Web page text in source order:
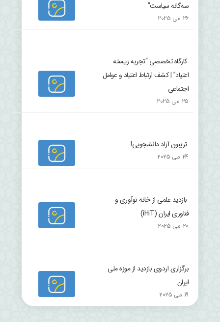
سه‌گانه سیاست”
26 می 2025
کارگاه تخصصی “تجربه زیسته
اعتیاد” | کشف ارتباط اعتیاد و عوامل
اجتماعی
25 می 2025
تریبون آزاد دانشجویی!
24 می 2025
بازدید علمی از خانه نوآوری و
فناوری ایران (iHiT)
20 می 2025
برگزاری اردوی بازدید از موزه ملی
ایران
19 می 2025